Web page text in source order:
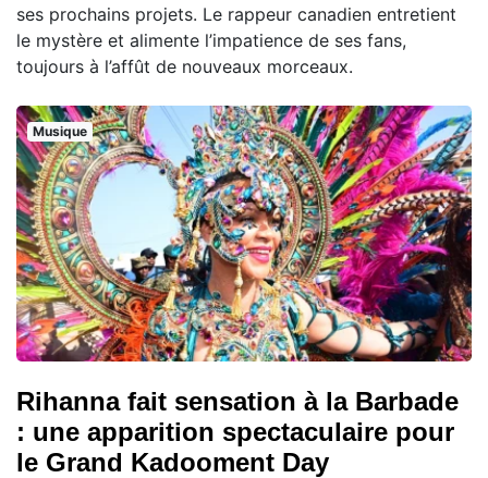
ses prochains projets. Le rappeur canadien entretient
le mystère et alimente l’impatience de ses fans,
toujours à l’affût de nouveaux morceaux.
Musique
Rihanna fait sensation à la Barbade
: une apparition spectaculaire pour
le Grand Kadooment Day